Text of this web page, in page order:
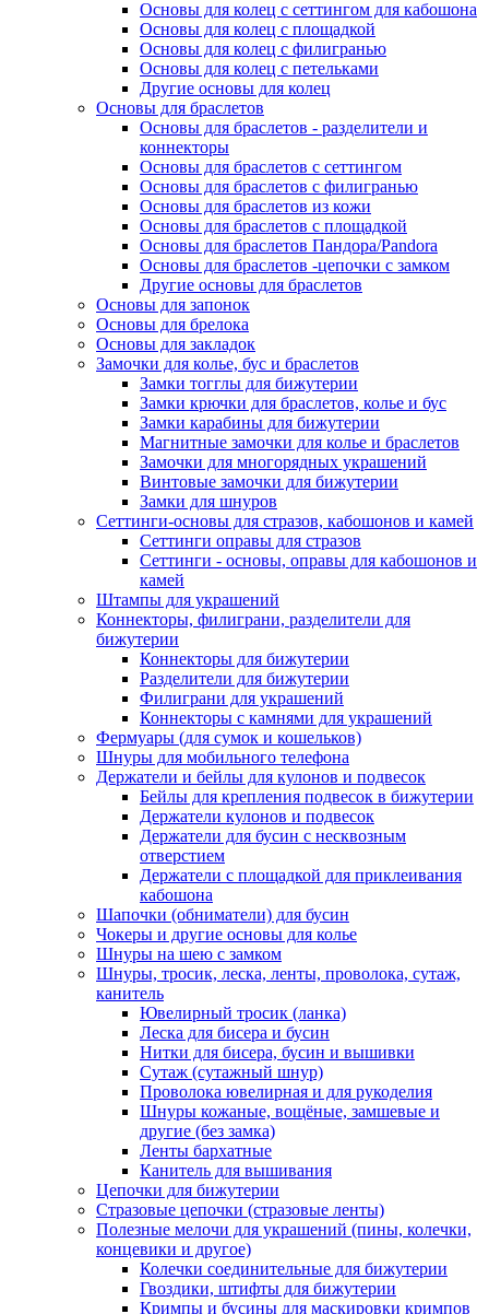
Основы для колец с сеттингом для кабошона
Основы для колец с площадкой
Основы для колец с филигранью
Основы для колец с петельками
Другие основы для колец
Основы для браслетов
Основы для браслетов - разделители и
коннекторы
Основы для браслетов с сеттингом
Основы для браслетов с филигранью
Основы для браслетов из кожи
Основы для браслетов с площадкой
Основы для браслетов Пандора/Pandora
Основы для браслетов -цепочки с замком
Другие основы для браслетов
Основы для запонок
Основы для брелока
Основы для закладок
Замочки для колье, бус и браслетов
Замки тогглы для бижутерии
Замки крючки для браслетов, колье и бус
Замки карабины для бижутерии
Магнитные замочки для колье и браслетов
Замочки для многорядных украшений
Винтовые замочки для бижутерии
Замки для шнуров
Сеттинги-основы для стразов, кабошонов и камей
Сеттинги оправы для стразов
Сеттинги - основы, оправы для кабошонов и
камей
Штампы для украшений
Коннекторы, филиграни, разделители для
бижутерии
Коннекторы для бижутерии
Разделители для бижутерии
Филиграни для украшений
Коннекторы с камнями для украшений
Фермуары (для сумок и кошельков)
Шнуры для мобильного телефона
Держатели и бейлы для кулонов и подвесок
Бейлы для крепления подвесок в бижутерии
Держатели кулонов и подвесок
Держатели для бусин с несквозным
отверстием
Держатели с площадкой для приклеивания
кабошона
Шапочки (обниматели) для бусин
Чокеры и другие основы для колье
Шнуры на шею с замком
Шнуры, тросик, леска, ленты, проволока, сутаж,
канитель
Ювелирный тросик (ланка)
Леска для бисера и бусин
Нитки для бисера, бусин и вышивки
Сутаж (сутажный шнур)
Проволока ювелирная и для рукоделия
Шнуры кожаные, вощёные, замшевые и
другие (без замка)
Ленты бархатные
Канитель для вышивания
Цепочки для бижутерии
Стразовые цепочки (стразовые ленты)
Полезные мелочи для украшений (пины, колечки,
концевики и другое)
Колечки соединительные для бижутерии
Гвоздики, штифты для бижутерии
Кримпы и бусины для маскировки кримпов